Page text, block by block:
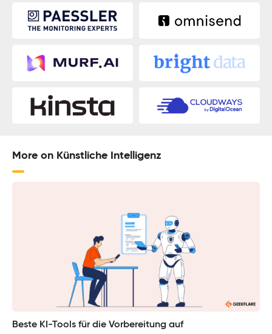
More on Künstliche Intelligenz
Beste KI-Tools für die Vorbereitung auf